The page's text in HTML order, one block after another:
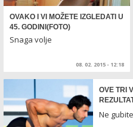
OVAKO I VI MOŽETE IZGLEDATI U
45. GODINI(FOTO)
Snaga volje
08. 02. 2015 - 12:18
OVE TRI
Ne